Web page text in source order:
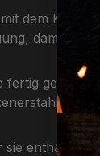
dem
damit Ihre
fertig geformt
sie